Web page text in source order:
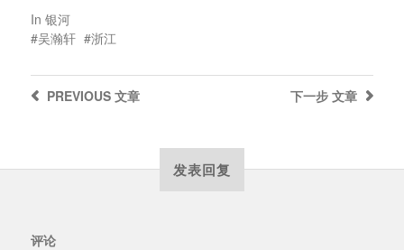
In 银河
吴瀚轩
浙江
下一步 文章
PREVIOUS文章
发表回复
评论